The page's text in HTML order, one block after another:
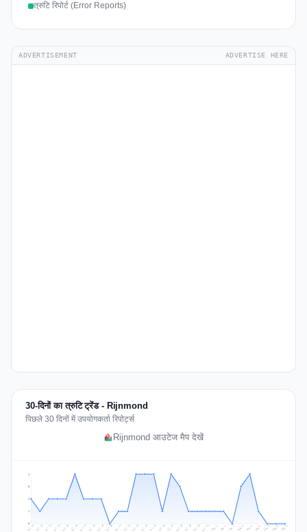
त्रुटि रिपोर्ट (Error Reports)
ADVERTISEMENT ADVERTISE HERE
30-दिनों का त्रुटि ट्रेंड - Rijnmond
पिछले 30 दिनों में उपयोगकर्ता रिपोर्ट्स
Rijnmond आउटेज मैप देखें
1
2
3
4
Jul 11 Jul 12 Jul 13 Jul 14 Jul 15 Jul 16 Jul 17 Jul 18 Jul 19 Jul 20 Jul 21 Jul 22 Jul 23 Jul 24 Jul 25 Jul 26 Jul 27 Jul 28 Jul 29 Jul 30 Jul 31 Aug 1 Aug 2 Aug 3 Aug 4 Aug 5 Aug 6 Aug 7 Aug 8 Aug 9